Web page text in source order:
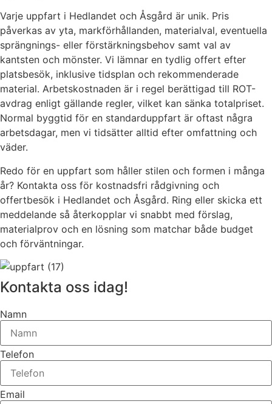
Varje uppfart i Hedlandet och Åsgård är unik. Pris
påverkas av yta, markförhållanden, materialval, eventuella
sprängnings- eller förstärkningsbehov samt val av
kantsten och mönster. Vi lämnar en tydlig offert efter
platsbesök, inklusive tidsplan och rekommenderade
material. Arbetskostnaden är i regel berättigad till ROT-
avdrag enligt gällande regler, vilket kan sänka totalpriset.
Normal byggtid för en standarduppfart är oftast några
arbetsdagar, men vi tidsätter alltid efter omfattning och
väder.
Redo för en uppfart som håller stilen och formen i många
år? Kontakta oss för kostnadsfri rådgivning och
offertbesök i Hedlandet och Åsgård. Ring eller skicka ett
meddelande så återkopplar vi snabbt med förslag,
materialprov och en lösning som matchar både budget
och förväntningar.
Kontakta oss idag!
Namn
Telefon
Email